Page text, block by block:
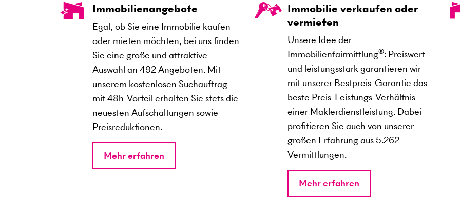
Immobilienangebote
Egal, ob Sie eine Immobilie kaufen
oder mieten möchten, bei uns finden
Sie eine große und attraktive
Auswahl an492Angeboten. Mit
unserem kostenlosen Suchauftrag
mit 48h-Vorteil erhalten Sie stets die
neuesten Aufschaltungen sowie
Preisreduktionen.
Mehr erfahren
Immobilie verkaufen oder
vermieten
Unsere Idee der
Immobilienfairmittlung®: Preiswert
und leistungsstark garantieren wir
mit unserer Bestpreis-Garantie das
beste Preis-Leistungs-Verhältnis
einer Maklerdienstleistung. Dabei
profitieren Sie auch von unserer
großen Erfahrung aus5.262
Vermittlungen.
Mehr erfahren